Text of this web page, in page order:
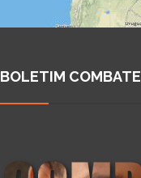
BOLETIM COMBATE